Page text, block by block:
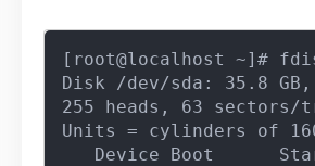
[root@localhost ~]#
Disk /dev/sda: 35.8 GB,
255 heads, 63
Units = cylinders of
Device Boot